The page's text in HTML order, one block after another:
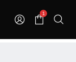
1